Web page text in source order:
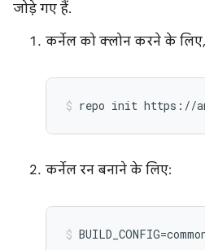
जोड़े गए हैं.
कर्नेल को क्लोन करने के
कर्नेल रन बनाने के लिए: